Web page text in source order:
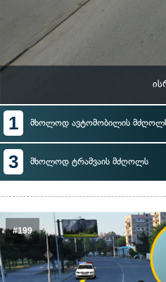
1 მხოლოდ ავტომობილის
3 მხოლოდ ტრამვაის მძღოლს
#199